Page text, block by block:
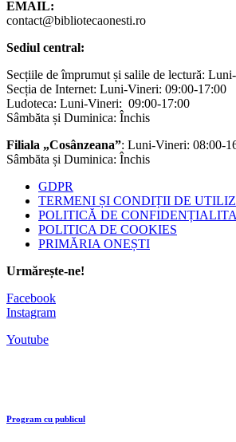
EMAIL:
contact@bibliotecaonesti.ro
Sediul central:
Secțiile de împrumut și salile de lectură:
Secția de Internet: Luni-Vineri: 09:00-17:00
Ludoteca: Luni-Vineri: 09:00-17:00
Sâmbăta și Duminica: Închis
Filiala „Cosânzeana”: Luni-Vineri: 08:00-
Sâmbăta și Duminica: Închis
GDPR
TERMENI ȘI CONDIȚII DE
POLITICĂ DE
POLITICA DE COOKIES
PRIMĂRIA ONEȘTI
Urmărește-ne!
Facebook
Instagram
Youtube
Program cu publicul